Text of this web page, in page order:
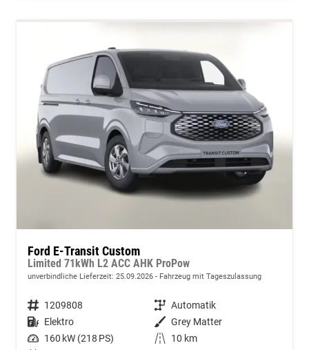
Ford E-Transit Custom
Limited 71kWh L2 ACC AHK ProPow
unverbindliche Lieferzeit: 25.09.2026 Fahrzeug mit Tageszulassung
Fahrzeugnummer 1209808 Getriebe Automatik
Kraftstoff Elektro Außenfarbe Grey Matter
Leistung 160 kW (218 PS) Kilometerstand
10 km